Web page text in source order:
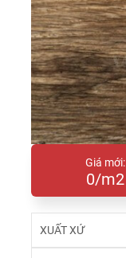
Giá mới:
0/m2
XUẤT XỨ